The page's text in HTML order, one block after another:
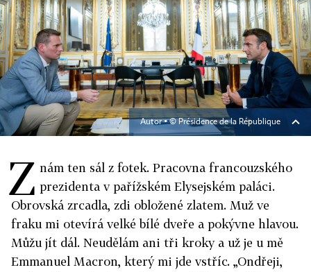
Autor ▪© Présidence de la République
Z nám ten sál z fotek. Pracovna francouzského
prezidenta v pařížském Elysejském paláci.
Obrovská zrcadla, zdi obložené zlatem. Muž ve
fraku mi otevírá velké bílé dveře a pokývne hlavou.
Můžu jít dál. Neudělám ani tři kroky a už je u mě
Emmanuel Macron, který mi jde vstříc. „Ondřeji,